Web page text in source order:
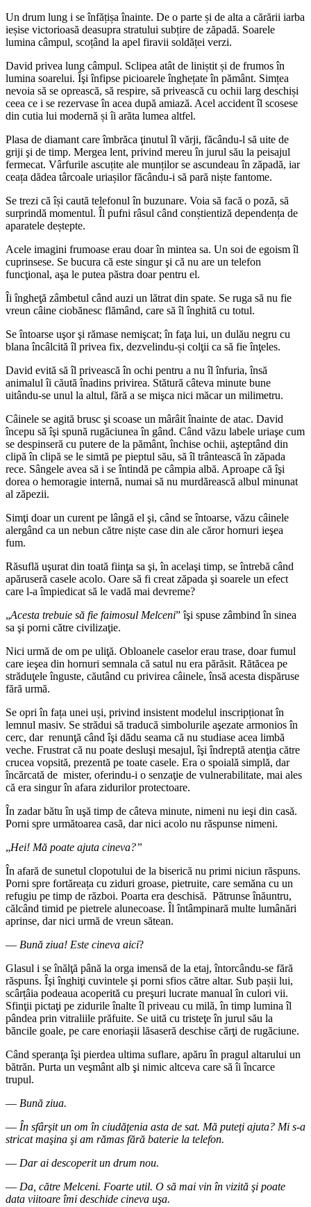
Un drum lung i se înfățișa înainte. De o parte și de alta a cărării iarba
ieșise victorioasă deasupra stratului subțire de zăpadă. Soarele
lumina câmpul, scoțând la apel firavii soldăței verzi.
David privea lung câmpul. Sclipea atât de liniștit și de frumos în
lumina soarelui. Îşi înfipse picioarele înghețate în pământ. Simțea
nevoia să se oprească, să respire, să privească cu ochii larg deschiși
ceea ce i se rezervase în acea după amiază. Acel accident îl scosese
din cutia lui modernă și îi arăta lumea altfel.
Plasa de diamant care îmbrăca ţinutul îl vărji, făcându-l să uite de
griji şi de timp. Mergea lent, privind mereu în jurul său la peisajul
fermecat. Vârfurile ascuțite ale munților se ascundeau în zăpadă, iar
ceața dădea târcoale uriașilor făcându-i să pară niște fantome.
Se trezi că își caută telefonul în buzunare. Voia să facă o poză, să
surprindă momentul. Îl pufni râsul când conștientiză dependența de
aparatele deștepte.
Acele imagini frumoase erau doar în mintea sa. Un soi de egoism îl
cuprinsese. Se bucura că este singur şi că nu are un telefon
funcţional, aşa le putea păstra doar pentru el.
Îi îngheţă zâmbetul când auzi un lătrat din spate. Se ruga să nu fie
vreun câine ciobănesc flămând, care să îl înghită cu totul.
Se întoarse uşor şi rămase nemişcat; în faţa lui, un dulău negru cu
blana încâlcită îl privea fix, dezvelindu-și colţii ca să fie înţeles.
David evită să îl privească în ochi pentru a nu îl înfuria, însă
animalul îi căută înadins privirea. Stătură câteva minute bune
uitându-se unul la altul, fără a se mişca nici măcar un milimetru.
Câinele se agită brusc şi scoase un mârâit înainte de atac. David
începu să îşi spună rugăciunea în gând. Când văzu labele uriaşe cum
se despinseră cu putere de la pământ, închise ochii, aşteptând din
clipă în clipă se le simtă pe pieptul său, să îl trântească în zăpada
rece. Sângele avea să i se întindă pe câmpia albă. Aproape că îşi
dorea o hemoragie internă, numai să nu murdărească albul minunat
al zăpezii.
Simţi doar un curent pe lângă el şi, când se întoarse, văzu câinele
alergând ca un nebun către niște case din ale căror hornuri ieşea
fum.
Răsuflă uşurat din toată fiinţa sa şi, în acelaşi timp, se întrebă când
apăruseră casele acolo. Oare să fi creat zăpada şi soarele un efect
care l-a împiedicat să le vadă mai devreme?
„Acesta trebuie să fie faimosul Melceni” îşi spuse zâmbind în sinea
sa şi porni către civilizaţie.
Nici urmă de om pe uliţă. Obloanele caselor erau trase, doar fumul
care ieşea din hornuri semnala că satul nu era părăsit. Rătăcea pe
străduţele înguste, căutând cu privirea câinele, însă acesta dispăruse
fără urmă.
Se opri în fața unei uși, privind insistent modelul inscripționat în
lemnul masiv. Se strădui să traducă simbolurile aşezate armonios în
cerc, dar renunţă când îşi dădu seama că nu studiase acea limbă
veche. Frustrat că nu poate desluşi mesajul, îşi îndreptă atenţia către
crucea vopsită, prezentă pe toate casele. Era o spoială simplă, dar
încărcată de mister, oferindu-i o senzaţie de vulnerabilitate, mai ales
că era singur în afara zidurilor protectoare.
În zadar bătu în uşă timp de câteva minute, nimeni nu ieşi din casă.
Porni spre următoarea casă, dar nici acolo nu răspunse nimeni.
„Hei! Mă poate ajuta cineva?”
În afară de sunetul clopotului de la biserică nu primi niciun răspuns.
Porni spre fortăreața cu ziduri groase, pietruite, care semăna cu un
refugiu pe timp de război. Poarta era deschisă. Pătrunse înăuntru,
călcând timid pe pietrele alunecoase. Îl întâmpinară multe lumânări
aprinse, dar nici urmă de vreun sătean.
― Bună ziua! Este cineva aici?
Glasul i se înălţă până la orga imensă de la etaj, întorcându-se fără
răspuns. Îşi înghiţi cuvintele şi porni sfios către altar. Sub pașii lui,
scârțâia podeaua acoperită cu preşuri lucrate manual în culori vii.
Sfinţii pictaţi pe zidurile înalte îl priveau cu milă, în timp lumina îl
pândea prin vitraliile prăfuite. Se uită cu tristeţe în jurul său la
băncile goale, pe care enoriaşii lăsaseră deschise cărţi de rugăciune.
Când speranţa îşi pierdea ultima suflare, apăru în pragul altarului un
bătrăn. Purta un veşmânt alb şi nimic altceva care să îi încarce
trupul.
― Bună ziua.
― În sfârşit un om în ciudăţenia asta de sat. Mă puteţi ajuta? Mi s-a
stricat maşina şi am rămas fără baterie la telefon.
― Dar ai descoperit un drum nou.
― Da, către Melceni. Foarte util. O să mai vin în vizită şi poate
data viitoare îmi deschide cineva uşa.